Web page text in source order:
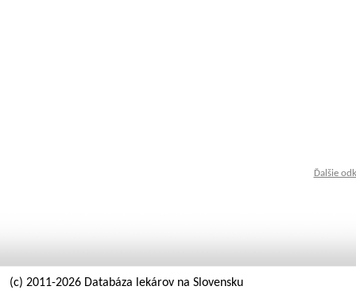
Ďalšie
(c) 2011-2026 Databáza lekárov na Slovensku